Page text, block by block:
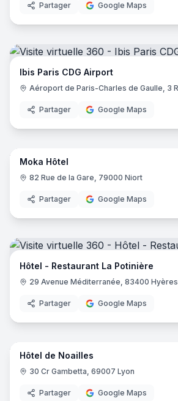
Partager Google Maps
Ibis Paris CDG Airport
Partager Google Maps
Moka Hôtel
82 Rue de la Gare, 79000 Niort
Partager Google Maps
Hôtel - Restaurant La Potinière
29 Avenue Méditerranée, 83400 Hyères
Partager Google Maps
Hôtel de Noailles
30 Cr Gambetta, 69007 Lyon
Partager Google Maps